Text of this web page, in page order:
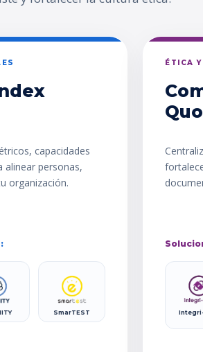
capacidades
alinear personas,
organización.
SmarTEST
ÉTICA